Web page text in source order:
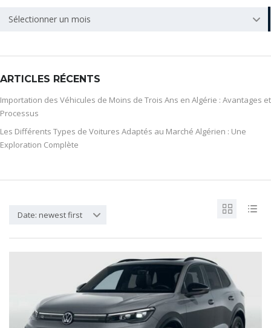
ARCHIVE
Sélectionner un mois
ARTICLES RÉCENTS
Importation des Véhicules de Moins de Trois Ans en Algérie : Avantages et
Processus
Les Différents Types de Voitures Adaptés au Marché Algérien : Une
Exploration Complète
Date: newest first